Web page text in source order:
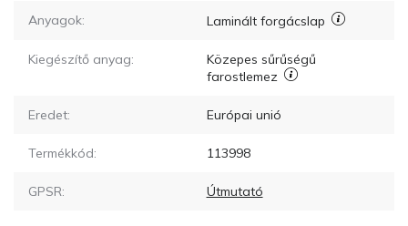
Anyagok: Laminált forgácslap
Kiegészítő anyag:
Közepes sűrűségű
farostlemez
Eredet: Európai unió
Termékkód: 113998
GPSR: Útmutató